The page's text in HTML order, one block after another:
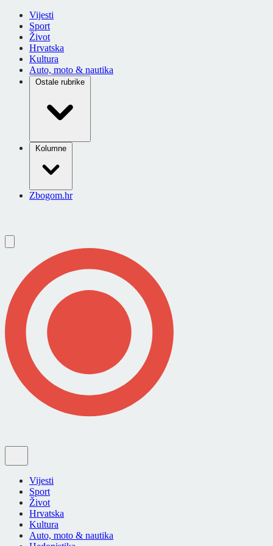
Vijesti
Sport
Život
Hrvatska
Kultura
Auto, moto & nautika
Ostale rubrike
Kolumne
Zbogom.hr
Vijesti
Sport
Život
Hrvatska
Kultura
Auto, moto & nautika